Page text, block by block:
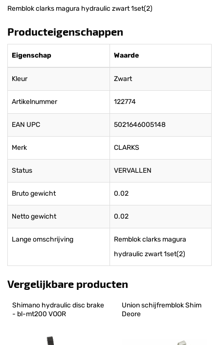
Remblok clarks magura hydraulic zwart 1set(2)
Producteigenschappen
Eigenschap Waarde
Kleur Zwart
Artikelnummer 122774
EAN UPC 5021646005148
Merk CLARKS
Status VERVALLEN
Bruto gewicht 0.02
Netto gewicht 0.02
Lange omschrijving
Remblok clarks magura
hydraulic zwart 1set(2)
Vergelijkbare producten
Shimano hydraulic disc brake
- bl-mt200 VOOR
Union schijfremblok Shim
Deore